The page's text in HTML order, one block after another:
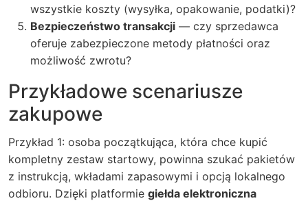
wszystkie koszty (wysyłka, opakowanie, podatki)?
Bezpieczeństwo transakcji — czy sprzedawca
oferuje zabezpieczone metody płatności oraz
możliwość zwrotu?
Przykładowe scenariusze
zakupowe
Przykład 1: osoba początkująca, która chce kupić
kompletny zestaw startowy, powinna szukać pakietów
z instrukcją, wkładami zapasowymi i opcją lokalnego
odbioru. Dzięki platformie giełda elektroniczna